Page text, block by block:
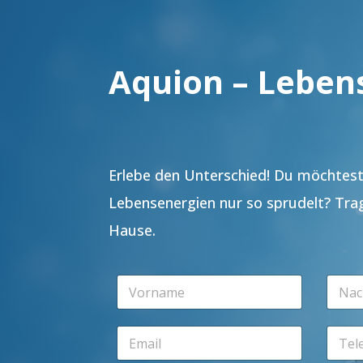
Aquion –
Erlebe den Unterschied! Du
Lebensenergien nur so sprudelt?
Hause.
V
r
n
m
N
c
h
a
E
T